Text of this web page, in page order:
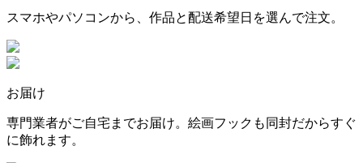
スマホやパソコンから、作品と配送希望日を選んで注文。
お届け
専門業者がご自宅までお届け。絵画フックも同封だからすぐ
に飾れます。